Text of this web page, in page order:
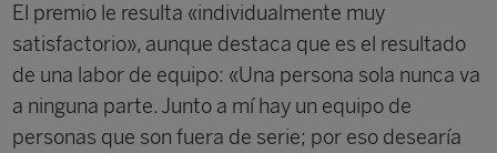
El premio le resulta «individualmente muy
satisfactorio», aunque destaca que es el resultado
de una labor de equipo: «Una persona sola nunca va
a ninguna parte. Junto a mí hay un equipo de
personas que son fuera de serie; por eso desearía